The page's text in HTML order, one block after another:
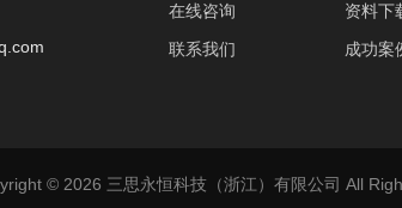
在线咨询
联系我们
资料下
成功案
© 2026 三思永恒科技（浙江）有限公司 All